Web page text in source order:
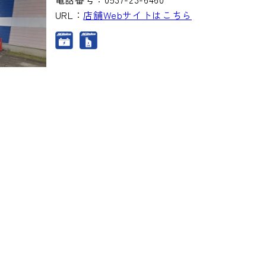
URL：店舗Webサイトはこちら